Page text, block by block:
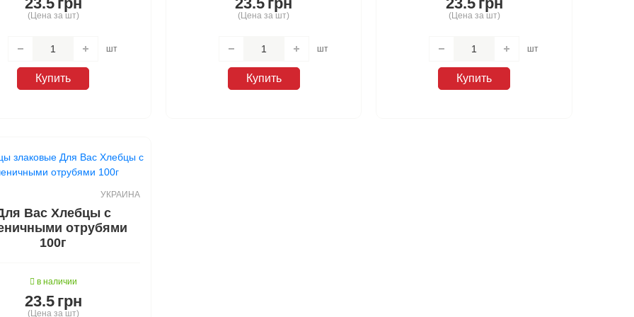
Галя Балувана
(Цена за шт)
шт
Купить
(Цена за шт)
шт
Купить
(Цена за шт)
шт
Купить
УКРАИНА
Вас Хлебцы с
отрубями
100г
в наличии
23.5 грн
(Цена за шт)